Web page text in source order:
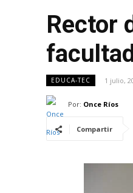
Rector
EDUCA-TEC 1 julio,
Por: Once Ríos
Compartir